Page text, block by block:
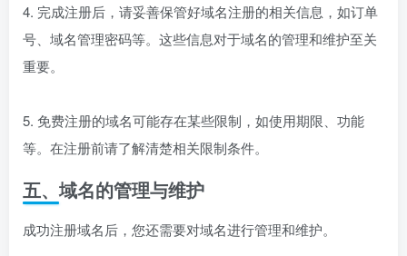
4. 完成注册后，请妥善保管好域名注册的相关信息，如订单
号、域名管理密码等。这些信息对于域名的管理和维护至关
重要。
5. 免费注册的域名可能存在某些限制，如使用期限、功能
等。在注册前请了解清楚相关限制条件。
五、域名的管理与维护
成功注册域名后，您还需要对域名进行管理和维护。